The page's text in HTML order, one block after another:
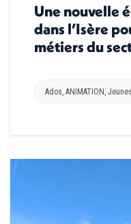
Une nouvelle
dans l’Isère
métiers du
Ados, ANIMATION ,